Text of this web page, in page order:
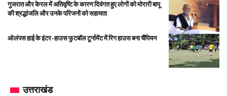
गुजरात और केरल में अतिवृष्टि के कारण दिवंगत हुए लोगों को मोरारी बापू
की श्रद्धांजलि और उनके परिजनों को सहायता
ओलंपस हाई के इंटर-हाउस फुटबॉल टूर्नामेंट में रिग हाउस बना चैंपियन
उत्तराखंड